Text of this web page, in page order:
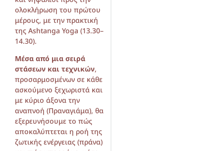
ολοκλήρωση του πρώτου
μέρους, με την πρακτική
της Ashtanga Yoga (13.30–
14.30).
Μέσα από μια σειρά
στάσεων και τεχνικών,
προσαρμοσμένων σε κάθε
ασκούμενο ξεχωριστά και
με κύριο άξονα την
αναπνοή (Πραναγιάμα), θα
εξερευνήσουμε το πώς
αποκαλύπτεται η ροή της
ζωτικής ενέργειας (πράνα)